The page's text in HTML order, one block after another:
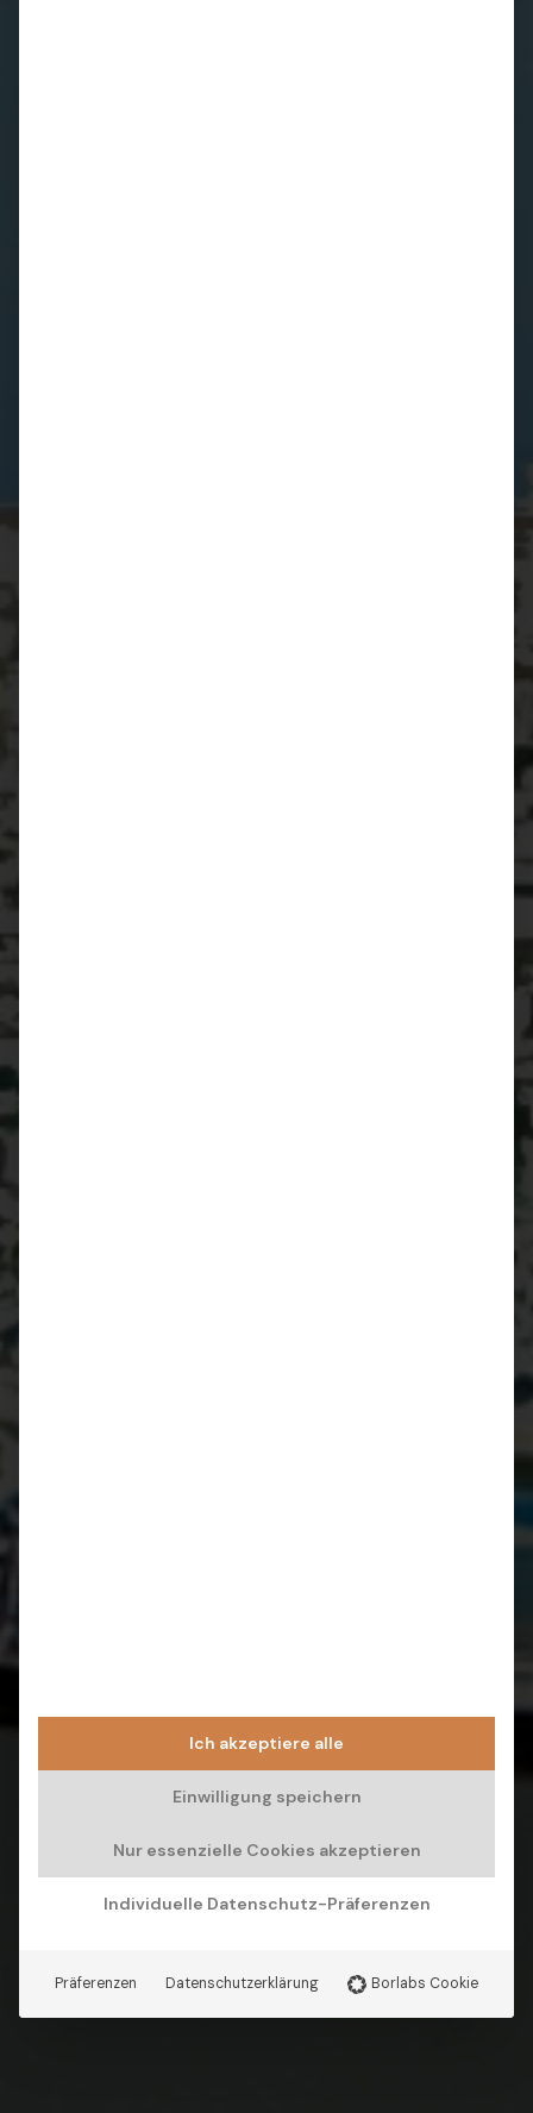
Ich akzeptiere alle
Einwilligung speichern
Nur essenzielle Cookies akzeptieren
Individuelle Datenschutz-Präferenzen
Präferenzen Datenschutzerklärung Borlabs Cookie